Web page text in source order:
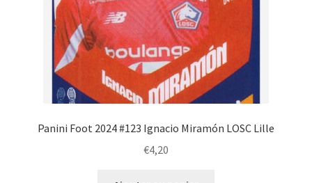
Panini Foot 2024 #123 Ignacio Miramón LOSC Lille
€4,20